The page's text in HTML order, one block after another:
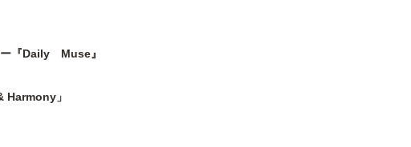
『Daily Muse』
Harmony」